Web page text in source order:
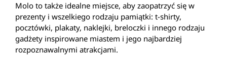
Molo to także idealne miejsce, aby zaopatrzyć się w
prezenty i wszelkiego rodzaju pamiątki: t-shirty,
pocztówki, plakaty, naklejki, breloczki i innego rodzaju
gadżety inspirowane miastem i jego najbardziej
rozpoznawalnymi atrakcjami.